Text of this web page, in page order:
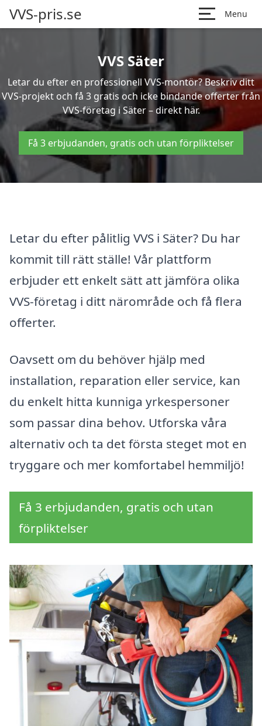
VVS-pris.se Menu
VVS Säter
Letar du efter en professionell VVS-montör? Beskriv ditt
VVS-projekt och få 3 gratis och icke bindande offerter från
VVS-företag i Säter – direkt här.
Få 3 erbjudanden, gratis och utan förpliktelser
Letar du efter pålitlig VVS i Säter? Du har
kommit till rätt ställe! Vår plattform
erbjuder ett enkelt sätt att jämföra olika
VVS-företag i ditt närområde och få flera
offerter.
Oavsett om du behöver hjälp med
installation, reparation eller service, kan
du enkelt hitta kunniga yrkespersoner
som passar dina behov. Utforska våra
alternativ och ta det första steget mot en
tryggare och mer komfortabel hemmiljö!
Få 3 erbjudanden, gratis och utan
förpliktelser